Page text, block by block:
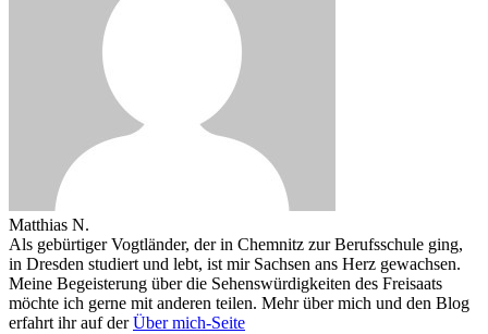
Matthias N.
Als gebürtiger Vogtländer, der in Chemnitz zur Berufsschule ging,
in Dresden studiert und lebt, ist mir Sachsen ans Herz gewachsen.
Meine Begeisterung über die Sehenswürdigkeiten des Freisaats
möchte ich gerne mit anderen teilen. Mehr über mich und den Blog
erfahrt ihr auf derÜber mich-Seite